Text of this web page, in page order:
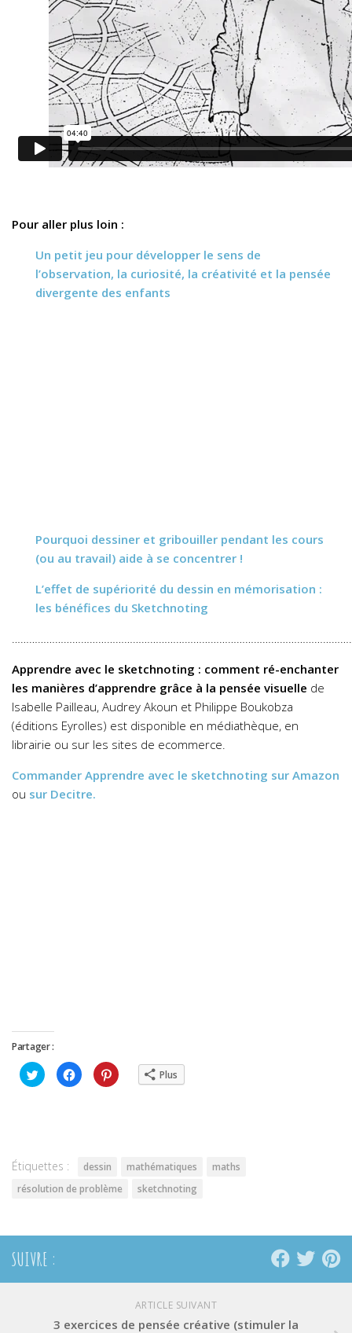
Pour aller plus loin :
Un petit jeu pour développer le sens de
l’observation, la curiosité, la créativité et la pensée
divergente des enfants
Pourquoi dessiner et gribouiller pendant les cours
(ou au travail) aide à se concentrer !
L’effet de supériorité du dessin en mémorisation :
les bénéfices du Sketchnoting
Apprendre avec le sketchnoting : comment ré-enchanter
les manières d’apprendre grâce à la pensée visuelle de
Isabelle Pailleau, Audrey Akoun et Philippe Boukobza
(éditions Eyrolles) est disponible en médiathèque, en
librairie ou sur les sites de ecommerce.
Commander Apprendre avec le sketchnoting sur Amazon
ou sur Decitre.
Partager :
Cliquez
pour
partager
Cliquez
pour
partager
Cliquez
pour Plus
Étiquettes : dessin mathématiques
maths
résolution de problème
sketchnoting
SUIVRE :
ARTICLE SUIVANT
3 exercices de pensée créative (stimuler la